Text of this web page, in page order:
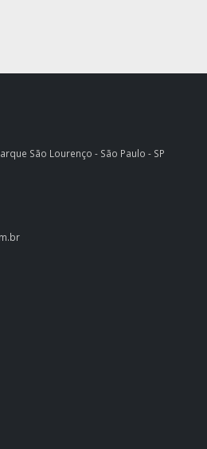
São Lourenço - São Paulo - SP